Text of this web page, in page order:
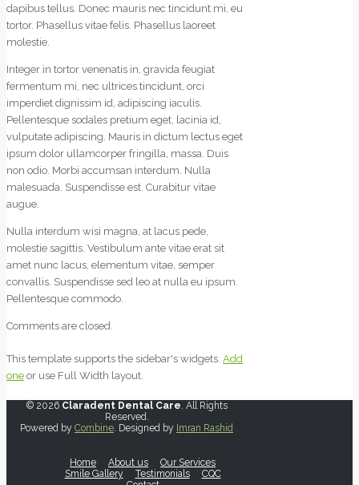
dapibus tellus. Donec mauris nec tincidunt mi, eu
tortor. Phasellus vitae felis. Phasellus laoreet
molestie.
Integer in tortor venenatis in, gravida feugiat
fermentum mi, nec ultrices tincidunt, orci
imperdiet dignissim id, adipiscing iaculis.
Pellentesque sodales pretium eget, lacinia id,
vulputate adipiscing. Mauris in dictum lectus eget
ipsum dolor ullamcorper fringilla, massa. Duis
non odio. Morbi accumsan interdum. Nulla
malesuada. Suspendisse est. Curabitur vitae
augue.
Nulla interdum wisi magna, at lacus pede,
molestie sagittis. Vestibulum ante vitae erat sit
amet nunc lacus, elementum vitae, semper
convallis. Suspendisse sed leo at nulla eu ipsum.
Pellentesque commodo.
Comments are closed.
This template supports the sidebar's widgets. Add
one or use Full Width layout.
© 2026 Claradent Dental Care . All Rights
Reserved.
Powered by Combine . Designed by Imran Rashid
Home About us
Our Services
Smile Gallery
Testimonials
CQC